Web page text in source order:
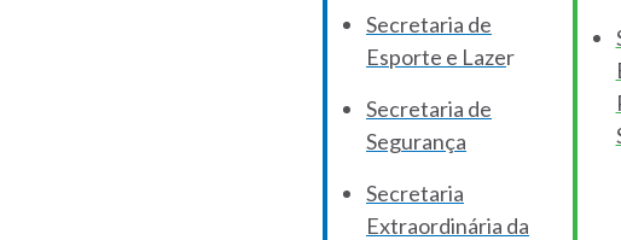
Secretaria de
Esporte e Lazer
Secretaria de
Segurança
Secretaria
Extraordinária da